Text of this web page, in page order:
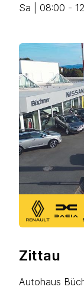
Sa | 08:00 -
Zittau
Autohaus